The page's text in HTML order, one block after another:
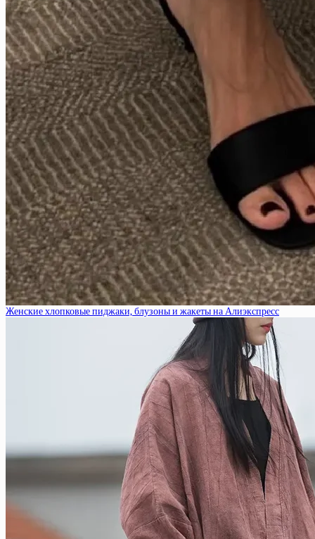
Женские хлопковые пиджаки, блузоны и жакеты на Алиэкспресс